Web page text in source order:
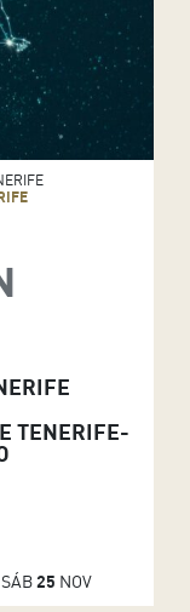
TENERIFE-
SÁB25 NOV